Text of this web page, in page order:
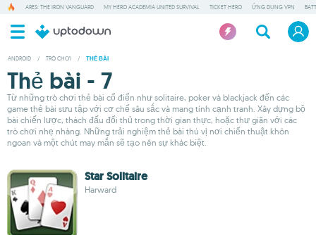
ARES: THE IRON VANGUARD MY HERO ACADEMIA UNITED SURVIVAL TICKET HERO ỨNG DỤNG VPN
ANDROID / TRÒ CHƠI / THẺ BÀI
Thẻ bài - 7
Từ những trò chơi thẻ bài cổ điển như solitaire, poker và blackjack đến các
game thẻ bài sưu tập với cơ chế sâu sắc và mang tính cạnh tranh. Xây dựng bộ
bài chiến lược, thách đấu đối thủ trong thời gian thực, hoặc thư giãn với các
trò chơi nhẹ nhàng. Những trải nghiệm thẻ bài thú vị nơi chiến thuật khôn
ngoan và một chút may mắn sẽ tạo nên sự khác biệt.
Star Solitaire
Harward